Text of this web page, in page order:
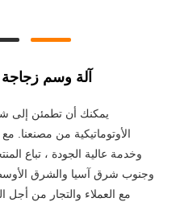
آلة وسم زجاجة
يمكنك أن تطمئن إلى
الأوتوماتيكية من مصنعنا.
وخدمة عالية الجودة ، تباع
وجنوب شرق آسيا والشرق
مع العملاء والتجار من أجل